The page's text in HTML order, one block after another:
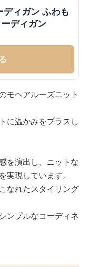
ィガン ふわも
ディガン
モヘアルーズニット
に温かみをプラスし
を演出し、ニットな
実現しています。
なれたスタイリング
ンプルなコーディネ